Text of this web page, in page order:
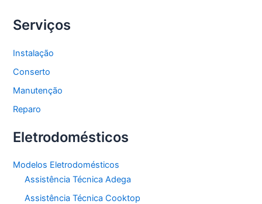
Serviços
Instalação
Conserto
Manutenção
Reparo
Eletrodomésticos
Modelos Eletrodomésticos
Assistência Técnica Adega
Assistência Técnica Cooktop